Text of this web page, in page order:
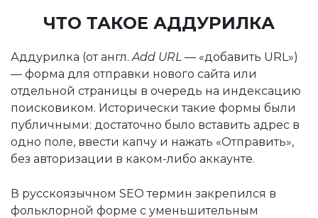
ЧТО ТАКОЕ АДДУРИЛКА
Аддурилка (от англ.Add URL — «добавить URL»)
— форма для отправки нового сайта или
отдельной страницы в очередь на индексацию
поисковиком. Исторически такие формы были
публичными: достаточно было вставить адрес в
одно поле, ввести капчу и нажать «Отправить»,
без авторизации в каком-либо аккаунте.
В русскоязычном SEO термин закрепился в
фольклорной форме с уменьшительным